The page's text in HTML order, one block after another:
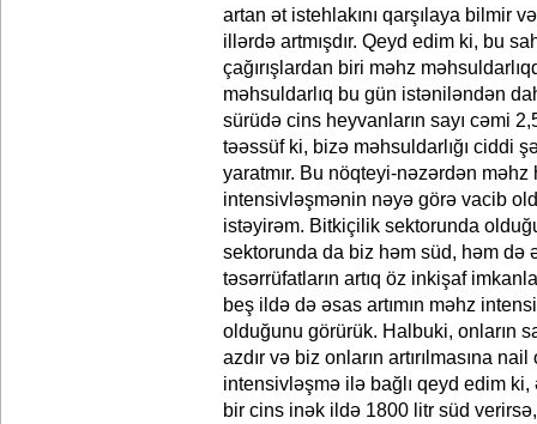
artan ət istehlakını qarşılaya bilmir
illərdə artmışdır. Qeyd edim ki, bu
çağırışlardan biri məhz
məhsuldarlıq bu gün istəniləndən
sürüdə cins heyvanların sayı cəmi
təəssüf ki, bizə məhsuldarlığı ciddi
yaratmır. Bu nöqteyi-nəzərdən
intensivləşmənin nəyə görə vacib
istəyirəm. Bitkiçilik sektorunda
sektorunda da biz həm süd, həm də
təsərrüfatların artıq öz inkişaf
beş ildə də əsas artımın məhz
olduğunu görürük. Halbuki, onların
azdır və biz onların artırılmasına
intensivləşmə ilə bağlı qeyd edim
bir cins inək ildə 1800 litr süd